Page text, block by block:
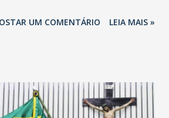
não foi anunciada oficialmente, mas
UM COMENTÁRIO LEIA MAIS »